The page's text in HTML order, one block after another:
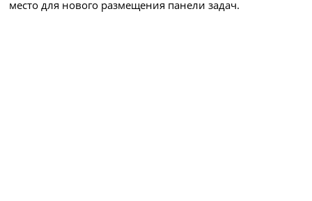
место для нового размещения панели задач.